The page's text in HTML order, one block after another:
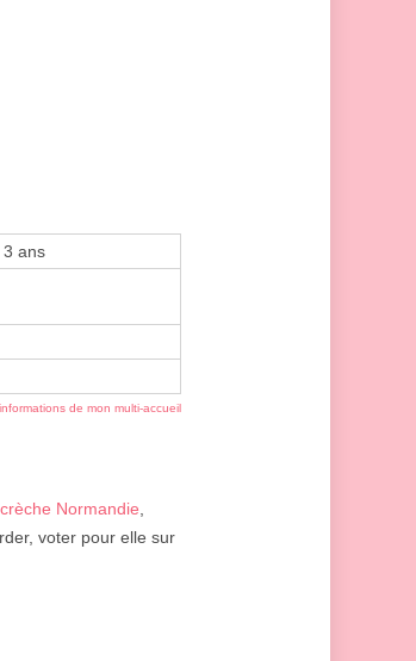
ans
de mon multi-accueil
crèche Normandie,
voter pour elle sur